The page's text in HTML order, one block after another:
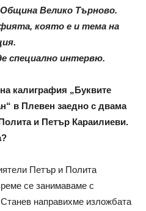
Велико Търново.
която е и тема на
специално интервю.
калиграфия „Буквите
в Плевен заедно с двама
и Петър Караилиеви.
Петър и Полита
се занимаваме с
направихме изложбата